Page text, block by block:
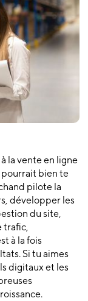
la vente en ligne
bien te
pilote la
développer les
du site,
trafic,
à la fois
Si tu aimes
digitaux et les